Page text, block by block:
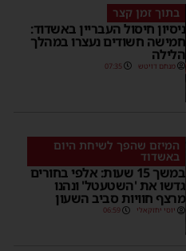
בתוך זמן קצר
ניסיון חיסול העבריין באשדוד:
חמישה חשודים נעצרו במהלך
הלילה
מנחם דויטש 07:35
המיזם שהפך לשיחת היום
באשדוד
במשך 15 שעות: אלפי בחורים
גדשו את 'השטעטל' ונהנו
מרצף חוויות סביב השעון
יוסי יחזקאלי 06:59